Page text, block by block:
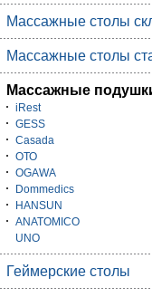
Массажные столы
Массажные столы
Массажные
iRest
GESS
Casada
ОТО
OGAWA
Dommedics
HANSUN
ANATOMICO
UNO
Геймерские столы